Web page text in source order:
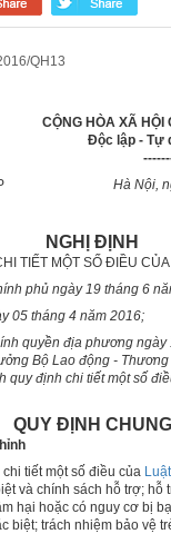
QH13
CỘNG HÒA XÃ HỘI
Độc lập - Tự
Hà Nội ,
NGHỊ ĐỊNH
TIẾT MỘT SỐ ĐIỀU CỦA
phủ ngày 19 tháng 6
05 tháng 4 năm 2016;
quyền địa phương ngày
Bộ Lao động -
quy định chi tiết một số
QUY ĐỊNH CHUNG
tiết một số điều của
và chính sách hỗ trợ; hỗ
hại hoặc có nguy cơ bị
biệt; trách nhiệm bảo vệ